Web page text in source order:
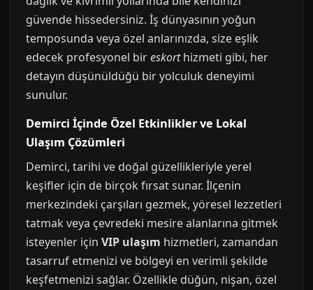
güvende hissedersiniz. İş dünyasının yoğun
temposunda veya özel anlarınızda, size eşlik
edecek profesyonel bireskorthizmeti gibi, her
detayın düşünüldüğü bir yolculuk deneyimi
sunulur.
Demirci İçinde Özel Etkinlikler ve Lokal
Ulaşım Çözümleri
Demirci, tarihi ve doğal güzellikleriyle yerel
keşifler için de birçok fırsat sunar. İlçenin
merkezindeki çarşıları gezmek, yöresel lezzetleri
tatmak veya çevredeki mesire alanlarına gitmek
isteyenler için VIP ulaşım hizmetleri, zamandan
tasarruf etmenizi ve bölgeyi en verimli şekilde
keşfetmenizi sağlar. Özellikle düğün, nişan, özel